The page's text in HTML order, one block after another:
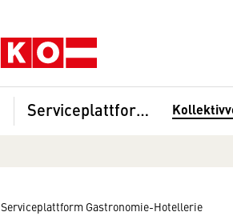
Serviceplattform Gastronomie-Hotellerie
Serviceplattform Gastronomie-Hotellerie